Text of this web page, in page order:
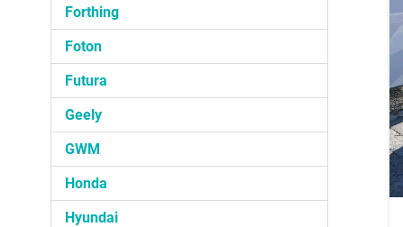
Forthing
Foton
Futura
Geely
GWM
Honda
Hyundai